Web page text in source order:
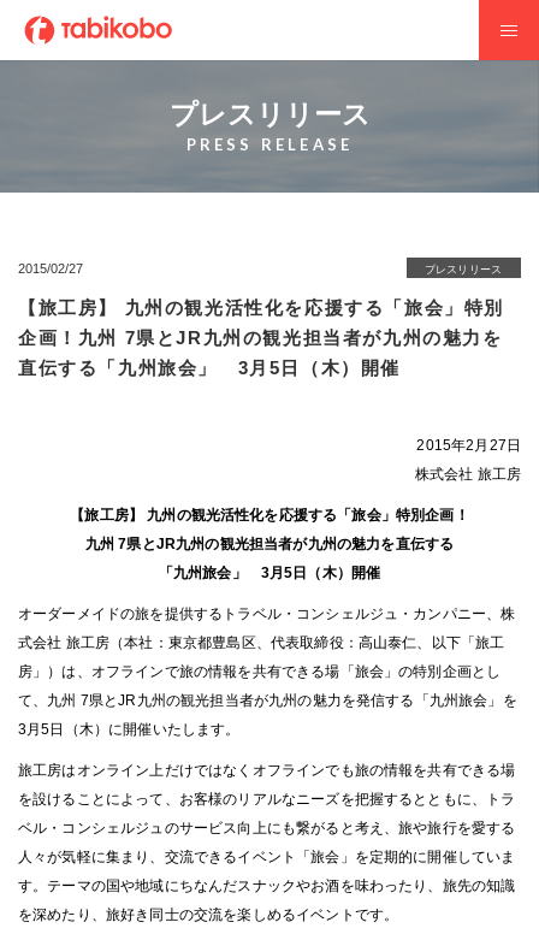
プレスリリース
PRESS RELEASE
2015/02/27 プレスリリース
【旅工房】 九州の観光活性化を応援する「旅会」特別
企画！九州 7県とJR九州の観光担当者が九州の魅力を
直伝する「九州旅会」 3月5日（木）開催
2015年2月27日
株式会社 旅工房
【旅工房】 九州の観光活性化を応援する「旅会」特別企画！
九州 7県とJR九州の観光担当者が九州の魅力を直伝する
「九州旅会」 3月5日（木）開催
オーダーメイドの旅を提供するトラベル・コンシェルジュ・カンパニー、株
式会社 旅工房（本社：東京都豊島区、代表取締役：高山泰仁、以下「旅工
房」）は、オフラインで旅の情報を共有できる場「旅会」の特別企画とし
て、九州 7県とJR九州の観光担当者が九州の魅力を発信する「九州旅会」を
3月5日（木）に開催いたします。
旅工房はオンライン上だけではなくオフラインでも旅の情報を共有できる場
を設けることによって、お客様のリアルなニーズを把握するとともに、トラ
ベル・コンシェルジュのサービス向上にも繋がると考え、旅や旅行を愛する
人々が気軽に集まり、交流できるイベント「旅会」を定期的に開催していま
す。テーマの国や地域にちなんだスナックやお酒を味わったり、旅先の知識
を深めたり、旅好き同士の交流を楽しめるイベントです。